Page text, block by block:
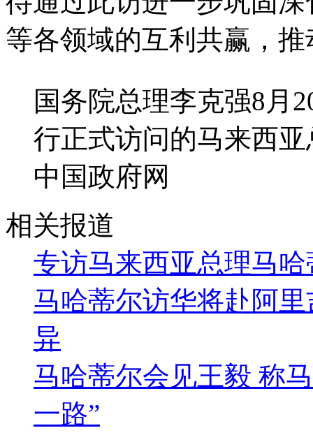
等各领域的互利共赢，
国务院总理李克强8月
行正式访问的马来西
中国政府网
相关报道
专访马来西亚总理马
马哈蒂尔访华将赴阿
异
马哈蒂尔会见王毅 称
一路”